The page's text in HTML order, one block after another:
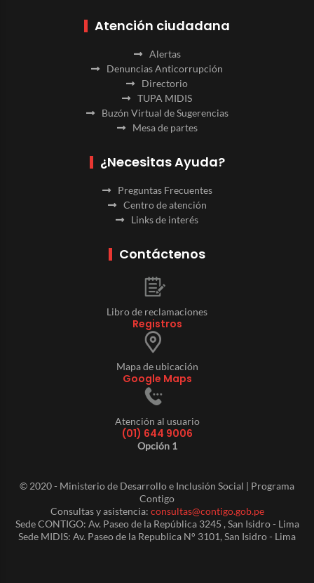
Atención ciudadana
Alertas
Denuncias Anticorrupción
Directorio
TUPA MIDIS
Buzón Virtual de Sugerencias
Mesa de partes
¿Necesitas Ayuda?
Preguntas Frecuentes
Centro de atención
Links de interés
Contáctenos
Libro de reclamaciones
Registros
Mapa de ubicación
Google Maps
Atención al usuario
(01) 644 9006
Opción 1
© 2020 - Ministerio de Desarrollo e Inclusión Social | Programa
Contigo
Consultas y asistencia: consultas@contigo.gob.pe
Sede CONTIGO: Av. Paseo de la República 3245 , San Isidro - Lima
Sede MIDIS: Av. Paseo de la Republica N° 3101, San Isidro - Lima